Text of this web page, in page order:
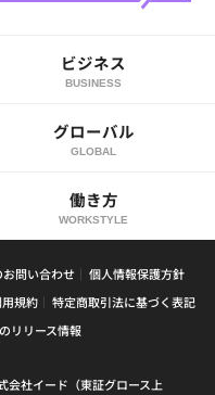
ビジネス
BUSINESS
グローバル
GLOBAL
働き方
WORKSTYLE
問い合わせ
個人情報保護方針
規約
特定商取引法に基づく表記
リリース情報
会社イード（東証グロース上